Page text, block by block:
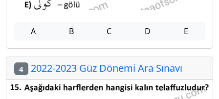
A B C D E
4 2022-2023 Güz Dönemi Ara Sınavı